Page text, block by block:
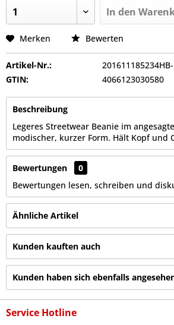
In den
Merken Bewerten
Artikel-Nr.:
GTIN:
4066123030580
Beschreibung
Legeres Streetwear Beanie im
modischer, kurzer Form. Hält Kopf und
Bewertungen
0
Bewertungen lesen, schreiben und
Ähnliche Artikel
Kunden kauften auch
Kunden haben sich ebenfalls
Service Hotline